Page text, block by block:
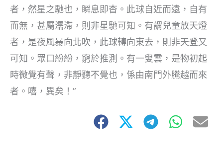
者，然星之馳也，瞬息即杳。此球自近而遠，自有
而無，甚屬濡滯，則非星馳可知。有謂兒童放天燈
者，是夜風暴向北吹，此球轉向東去，則非天登又
可知。眾口紛紛，窮於推測。有一叟雲，是物初起
時微覺有聲，非靜聽不覺也，係由南門外騰越而來
者。嘻，異矣！”